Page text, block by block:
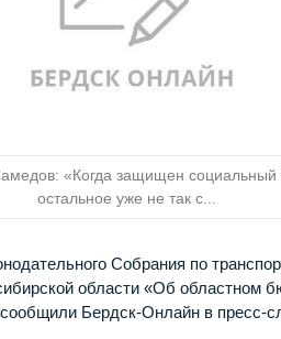
«Когда защищен социальный
остальное уже не так с...
Собрания по
области «Об областном
сообщили Бердск-Онлайн в пресс-